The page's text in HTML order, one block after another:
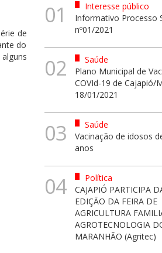
de
do
01
Interesse público
Informativo Processo
nº01/2021
02
Saúde
Plano Municipal de
COVId-19 de Cajapió/
18/01/2021
03
Saúde
Vacinação de idosos
anos
04
Política
CAJAPIÓ PARTICIPA
EDIÇÃO DA FEIRA DE
AGRICULTURA
AGROTECNOLOGIA
MARANHÃO (Agritec)